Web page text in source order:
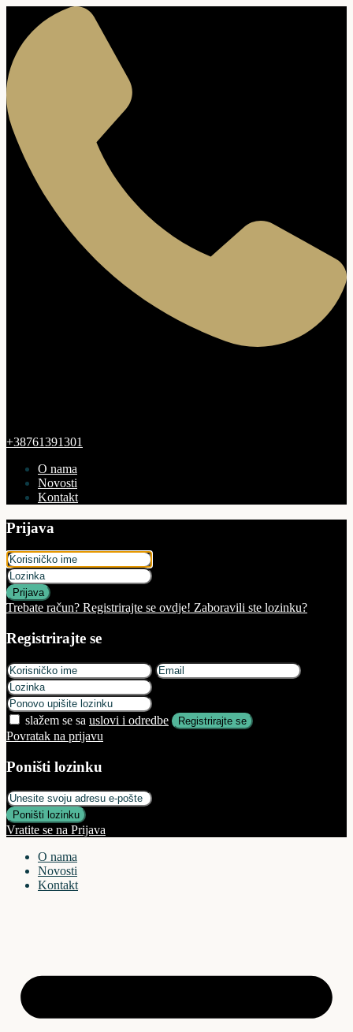
+38761391301
O nama
Novosti
Kontakt
Prijava
Prijava
Trebate račun? Registrirajte se ovdje! Zaboravili ste lozinku?
Registrirajte se
slažem se sa uslovi i odredbe Registrirajte se
Povratak na prijavu
Poništi lozinku
Poništi lozinku
Vratite se na Prijava
O nama
Novosti
Kontakt